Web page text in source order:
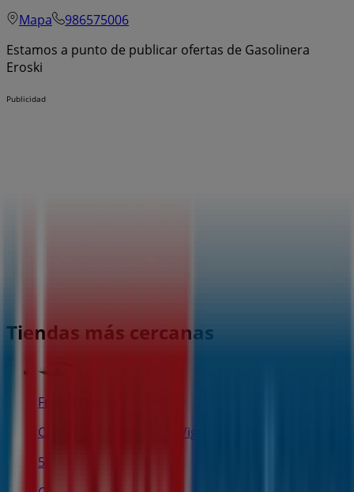
Mapa
986575006
Estamos a punto de publicar ofertas de Gasolinera
Eroski
Publicidad
Tiendas más cercanas
Frutas Nieves
C/ SANTO DOMINGO, 5, Vigo
56 m